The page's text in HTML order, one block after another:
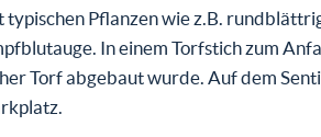
Pflanzen wie z.B.
In einem Torfstich zum
Torf abgebaut wurde. Auf dem